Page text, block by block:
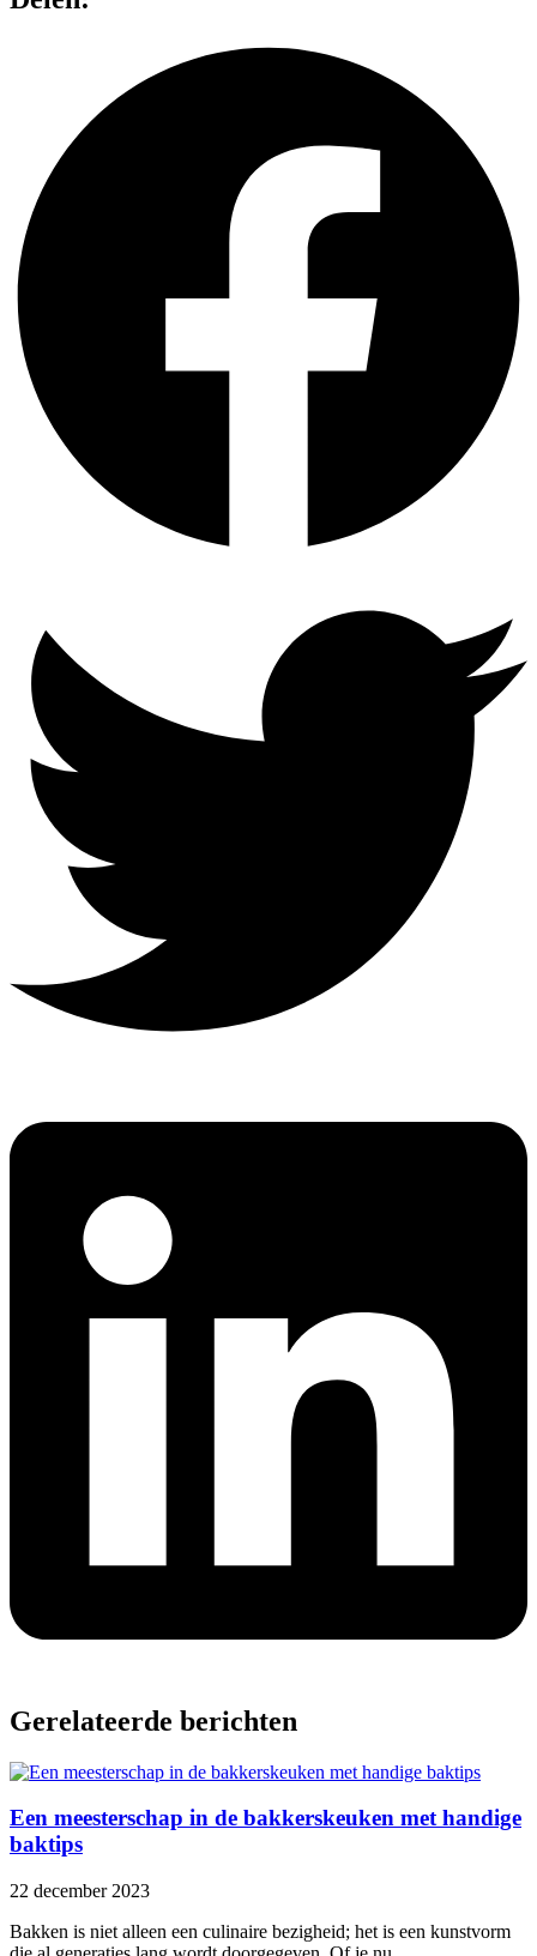
Gerelateerde berichten
Een meesterschap in de bakkerskeuken met handige
baktips
22 december 2023
Bakken is niet alleen een culinaire bezigheid; het is een kunstvorm